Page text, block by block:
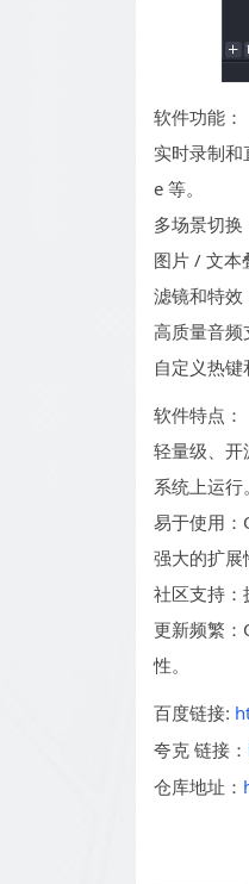
软件功能：
实时录制
e 等。
多场景切换
图片 / 文本
滤镜和特效
高质量音频
自定义热
软件特点：
轻量级、
系统上运行。
易于使用：
强大的扩展
社区支持：
更新频繁
性。
百度链接:
夸克 链接：
仓库地址：